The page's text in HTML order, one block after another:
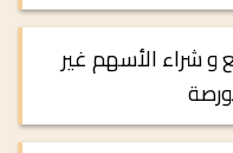
و شراء الأسهم غير